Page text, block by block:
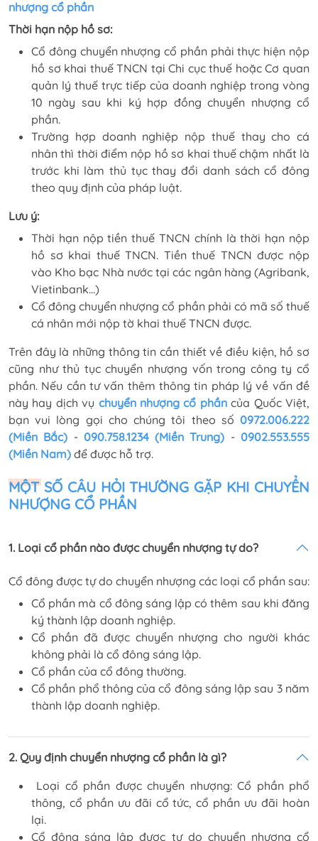
nhượng cổ phần
Thời hạn nộp hồ sơ:
Cổ đông chuyển nhượng cổ phần phải thực hiện nộp
hồ sơ khai thuế TNCN tại Chi cục thuế hoặc Cơ quan
quản lý thuế trực tiếp của doanh nghiệp trong vòng
10 ngày sau khi ký hợp đồng chuyển nhượng cổ
phần.
Trường hợp doanh nghiệp nộp thuế thay cho cá
nhân thì thời điểm nộp hồ sơ khai thuế chậm nhất là
trước khi làm thủ tục thay đổi danh sách cổ đông
theo quy định của pháp luật.
Lưu ý:
Thời hạn nộp tiền thuế TNCN chính là thời hạn nộp
hồ sơ khai thuế TNCN. Tiền thuế TNCN được nộp
vào Kho bạc Nhà nước tại các ngân hàng (Agribank,
Vietinbank...)
Cổ đông chuyển nhượng cổ phần phải có mã số thuế
cá nhân mới nộp tờ khai thuế TNCN được.
Trên đây là những thông tin cần thiết về điều kiện, hồ sơ
cũng như thủ tục chuyển nhượng vốn trong công ty cổ
phần. Nếu cần tư vấn thêm thông tin pháp lý về vấn đề
này hay dịch vụ chuyển nhượng cổ phầncủa Quốc Việt,
bạn vui lòng gọi cho chúng tôi theo số 0972.006.222
(Miền Bắc) - 090.758.1234 (Miền Trung) -0902.553.555
(Miền Nam) để được hỗ trợ.
MỘT SỐ CÂU HỎI THƯỜNG GẶP KHI CHUYỂN
NHƯỢNG CỔ PHẦN
1. Loại cổ phần nào được chuyển nhượng tự do?
Cổ đông được tự do chuyển nhượng các loại cổ phần sau:
Cổ phần mà cổ đông sáng lập có thêm sau khi đăng
ký thành lập doanh nghiệp.
Cổ phần đã được chuyển nhượng cho người khác
không phải là cổ đông sáng lập.
Cổ phần của cổ đông thường.
Cổ phần phổ thông của cổ đông sáng lập sau 3 năm
thành lập doanh nghiệp.
2. Quy định chuyển nhượng cổ phần là gì?
Loại cổ phần được chuyển nhượng: Cổ phần phổ
thông, cổ phần ưu đãi cổ tức, cổ phần ưu đãi hoàn
lại.
Cổ đông sáng lập được tự do chuyển nhượng cổ